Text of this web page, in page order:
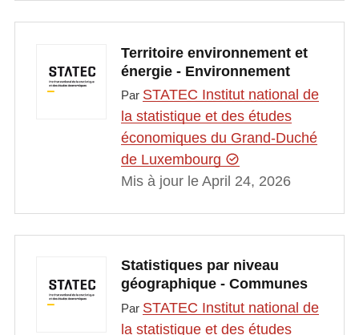
Territoire environnement et
énergie - Environnement
Par STATEC Institut national de
la statistique et des études
économiques du Grand-Duché
de Luxembourg
Mis à jour le April 24, 2026
Statistiques par niveau
géographique - Communes
Par STATEC Institut national de
la statistique et des études